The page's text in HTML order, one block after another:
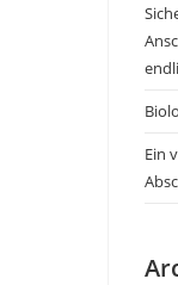
Ein